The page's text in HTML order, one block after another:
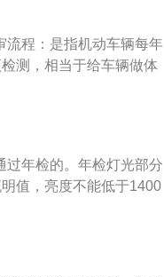
件。氙气灯缺点：雨雾
流程：是指机动车辆每年
测，相当于给车辆做体
时携带资料：行驶证、
以外的地方参加审验、
过年检的。年检灯光部分
值，亮度不能低于1400
够安全通过年检。led灯
大片整体的面积。氙气